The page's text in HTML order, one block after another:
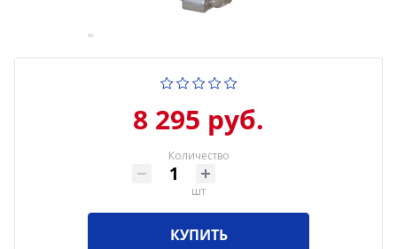
8 295 руб.
Количество
шт
КУПИТЬ